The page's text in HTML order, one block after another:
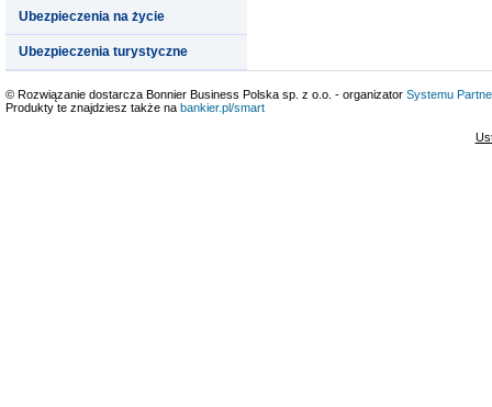
Ubezpieczenia na życie
Ubezpieczenia turystyczne
© Rozwiązanie dostarcza Bonnier Business Polska sp. z o.o. - organizator Systemu
Produkty te znajdziesz także na bankier.pl/smart